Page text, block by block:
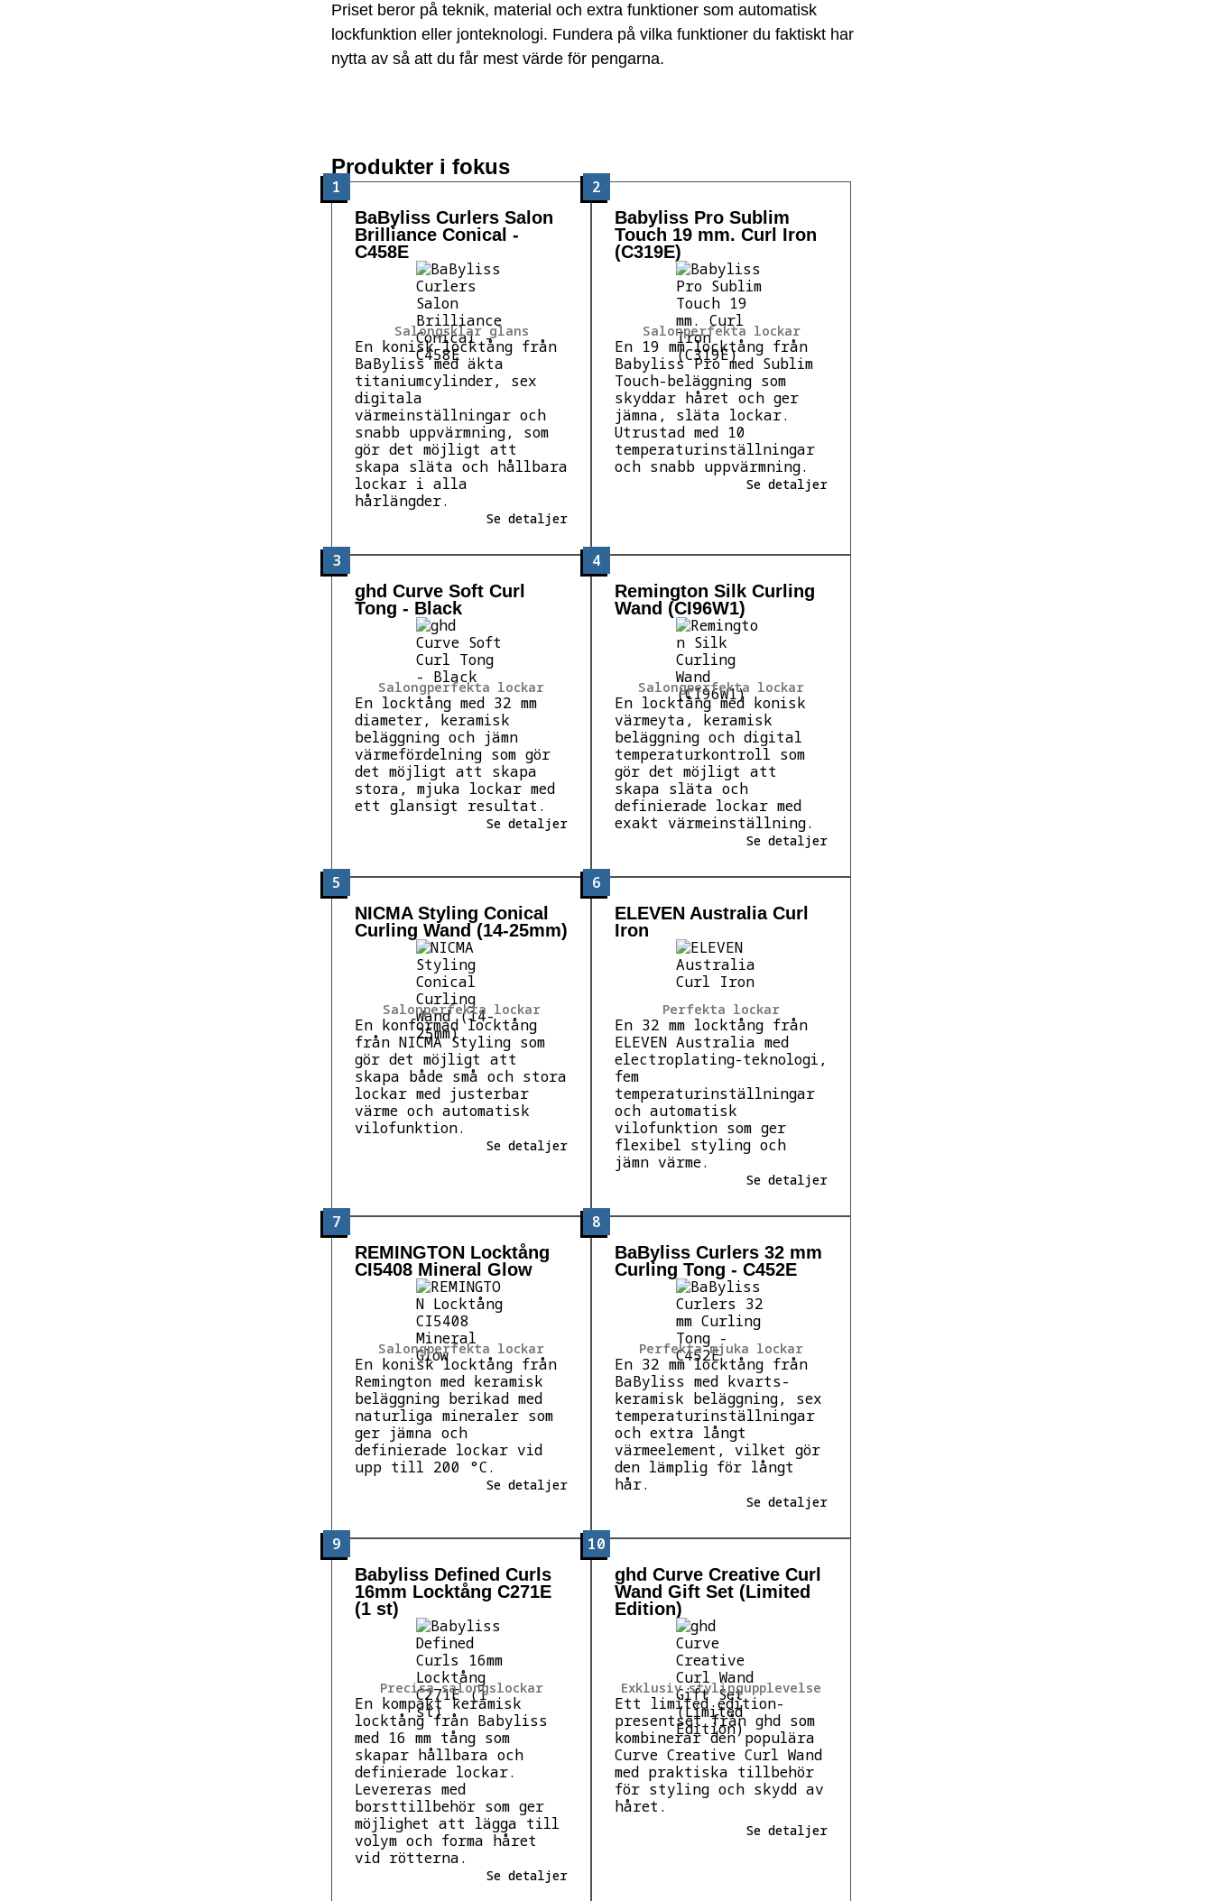
Priset beror på teknik, material och extra funktioner som automatisk
lockfunktion eller jonteknologi. Fundera på vilka funktioner du faktiskt har
nytta av så att du får mest värde för pengarna.
Produkter i fokus
1
Salongsklar glans
BaByliss Curlers Salon
Brilliance Conical -
C458E
En konisk locktång från
BaByliss med äkta
titaniumcylinder, sex
digitala
värmeinställningar och
snabb uppvärmning, som
gör det möjligt att
skapa släta och hållbara
lockar i alla
hårlängder.
Se detaljer
2
Salonperfekta lockar
Babyliss Pro Sublim
Touch 19 mm. Curl Iron
(C319E)
En 19 mm locktång från
Babyliss Pro med Sublim
Touch-beläggning som
skyddar håret och ger
jämna, släta lockar.
Utrustad med 10
temperaturinställningar
och snabb uppvärmning.
Se detaljer
3
Salongperfekta lockar
ghd Curve Soft Curl
Tong - Black
En locktång med 32 mm
diameter, keramisk
beläggning och jämn
värmefördelning som gör
det möjligt att skapa
stora, mjuka lockar med
ett glansigt resultat.
Se detaljer
4
Salongperfekta lockar
Remington Silk Curling
Wand (CI96W1)
En locktång med konisk
värmeyta, keramisk
beläggning och digital
temperaturkontroll som
gör det möjligt att
skapa släta och
definierade lockar med
exakt värmeinställning.
Se detaljer
5
Salonperfekta lockar
NICMA Styling Conical
Curling Wand (14-25mm)
En konformad locktång
från NICMA Styling som
gör det möjligt att
skapa både små och stora
lockar med justerbar
värme och automatisk
vilofunktion.
Se detaljer
6
Perfekta lockar
ELEVEN Australia Curl
Iron
En 32 mm locktång från
ELEVEN Australia med
electroplating-teknologi,
fem
temperaturinställningar
och automatisk
vilofunktion som ger
flexibel styling och
jämn värme.
Se detaljer
7
Salongperfekta lockar
REMINGTON Locktång
CI5408 Mineral Glow
En konisk locktång från
Remington med keramisk
beläggning berikad med
naturliga mineraler som
ger jämna och
definierade lockar vid
upp till 200 °C.
Se detaljer
8
Perfekta mjuka lockar
BaByliss Curlers 32 mm
Curling Tong - C452E
En 32 mm locktång från
BaByliss med kvarts-
keramisk beläggning, sex
temperaturinställningar
och extra långt
värmeelement, vilket gör
den lämplig för långt
hår.
Se detaljer
9
Precisa salongslockar
Babyliss Defined Curls
16mm Locktång C271E
(1 st)
En kompakt keramisk
locktång från Babyliss
med 16 mm tång som
skapar hållbara och
definierade lockar.
Levereras med
borsttillbehör som ger
möjlighet att lägga till
volym och forma håret
vid rötterna.
Se detaljer
10
Exklusiv stylingupplevelse
ghd Curve Creative Curl
Wand Gift Set (Limited
Edition)
Ett limited edition-
presentset från ghd som
kombinerar den populära
Curve Creative Curl Wand
med praktiska tillbehör
för styling och skydd av
håret.
Se detaljer